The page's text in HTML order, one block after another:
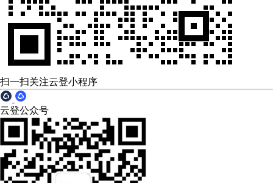
扫一扫关注云登小程序
云登公众号